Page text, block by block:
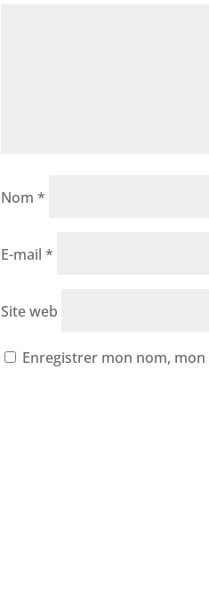
Nom*
E-mail*
Site web
Enregistrer mon nom,